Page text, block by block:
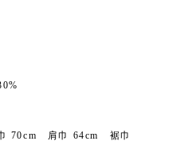
70cm 肩巾 64cm 裾巾